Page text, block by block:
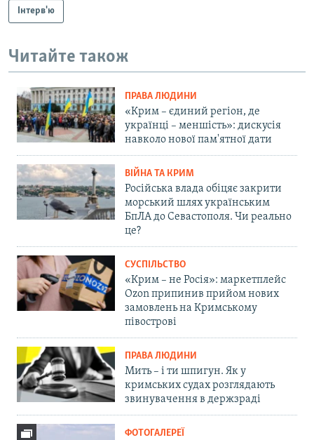
Інтерв'ю
Читайте також
ПРАВА ЛЮДИНИ
«Крим – єдиний регіон, де
українці – меншість»: дискусія
навколо нової пам'ятної дати
ВІЙНА ТА КРИМ
Російська влада обіцяє закрити
морський шлях українським
БпЛА до Севастополя. Чи реально
це?
СУСПІЛЬСТВО
«Крим – не Росія»: маркетплейс
Ozon припинив прийом нових
замовлень на Кримському
півострові
ПРАВА ЛЮДИНИ
Мить – і ти шпигун. Як у
кримських судах розглядають
звинувачення в держзраді
ФОТОГАЛЕРЕЇ